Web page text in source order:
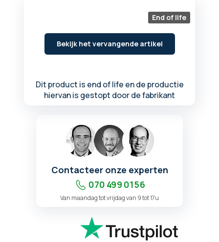
End of life
Bekijk het vervangende artikel
Dit product is end of life en de productie
hiervan is gestopt door de fabrikant
Contacteer onze experten
070 499 01 56
Van maandag tot vrijdag van 9 tot 17u